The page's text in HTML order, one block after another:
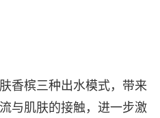
香槟三种出水模式，带来
与肌肤的接触，进一步激